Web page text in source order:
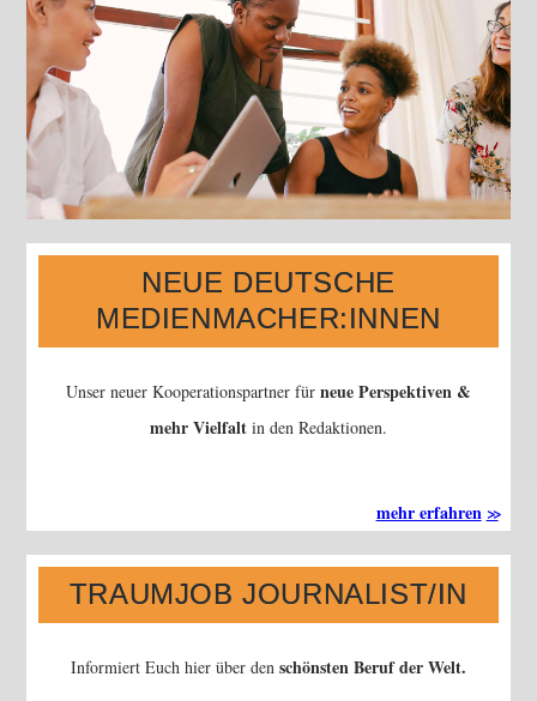
NEUE DEUTSCHE
MEDIENMACHER:INNEN
Unser neuer Kooperationspartner für neue Perspektiven &
mehr Vielfalt in den Redaktionen.
mehr erfahren
TRAUMJOB JOURNALIST/IN
Informiert Euch hier über den schönsten Beruf der Welt.